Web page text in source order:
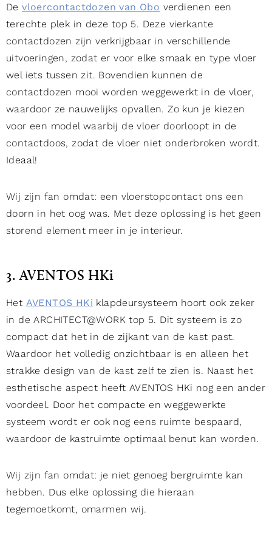
Devloercontactdozen van Obo verdienen een
terechte plek in deze top 5. Deze vierkante
contactdozen zijn verkrijgbaar in verschillende
uitvoeringen, zodat er voor elke smaak en type vloer
wel iets tussen zit. Bovendien kunnen de
contactdozen mooi worden weggewerkt in de vloer,
waardoor ze nauwelijks opvallen. Zo kun je kiezen
voor een model waarbij de vloer doorloopt in de
contactdoos, zodat de vloer niet onderbroken wordt.
Ideaal!
Wij zijn fan omdat: een vloerstopcontact ons een
doorn in het oog was. Met deze oplossing is het geen
storend element meer in je interieur.
3. AVENTOS HKi
Het AVENTOS HKi klapdeursysteem hoort ook zeker
in de ARCHITECT@WORK top 5. Dit systeem is zo
compact dat het in de zijkant van de kast past.
Waardoor het volledig onzichtbaar is en alleen het
strakke design van de kast zelf te zien is. Naast het
esthetische aspect heeft AVENTOS HKi nog een ander
voordeel. Door het compacte en weggewerkte
systeem wordt er ook nog eens ruimte bespaard,
waardoor de kastruimte optimaal benut kan worden.
Wij zijn fan omdat: je niet genoeg bergruimte kan
hebben. Dus elke oplossing die hieraan
tegemoetkomt, omarmen wij.